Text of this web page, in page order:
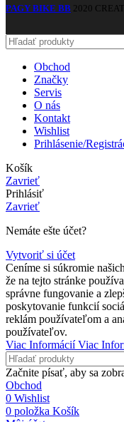
PAGY BIKE BB 2020
Obchod
Značky
Servis
O nás
Kontakt
Wishlist
Prihlásenie/
Košík
Zavrieť
Prihlásiť
Zavrieť
Nemáte ešte účet?
Vytvoriť si účet
Ceníme si súkromie
že na tejto stránke
správne fungovanie a
poskytovanie funkcií
reklám používateľom a
používateľov.
Viac InformáciíViac
Začnite písať, aby sa
Obchod
0 Wishlist
0 položka Košík